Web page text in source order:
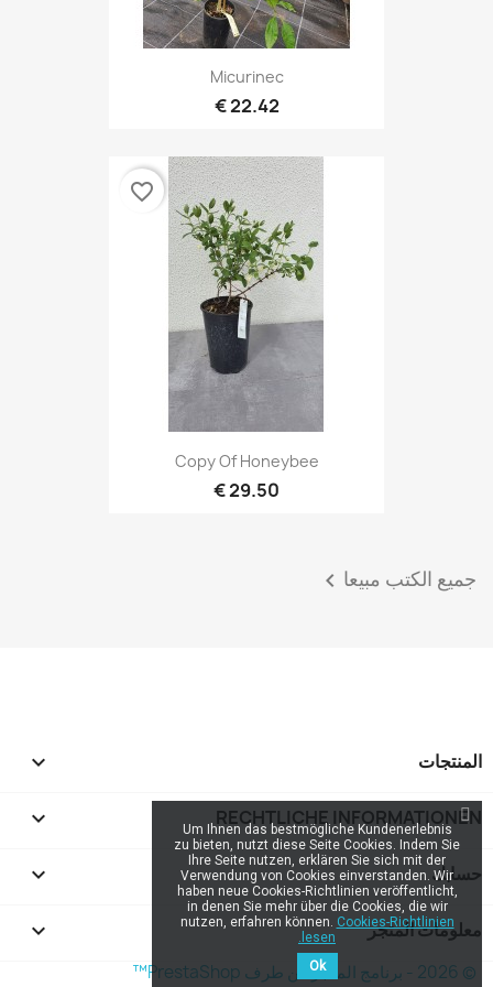
Micurinec
22.42 €
Copy Of Honeybee
29.50 €
favorite_border
جميع الكتب مبيعا 
المنتجات 
RECHTLICHE INFORMATIONEN

حسابك 
معلومات المتجر keyboard_arrow_down
© 2026 - برنامج المتجر من طرف PrestaShop™
Um Ihnen das bestmögliche Kundenerlebnis
zu bieten, nutzt diese Seite Cookies. Indem Sie
Ihre Seite nutzen, erklären Sie sich mit der
Verwendung von Cookies einverstanden. Wir
haben neue Cookies-Richtlinien veröffentlicht,
in denen Sie mehr über die Cookies, die wir
nutzen, erfahren können. Cookies-Richtlinien
lesen.
Ok